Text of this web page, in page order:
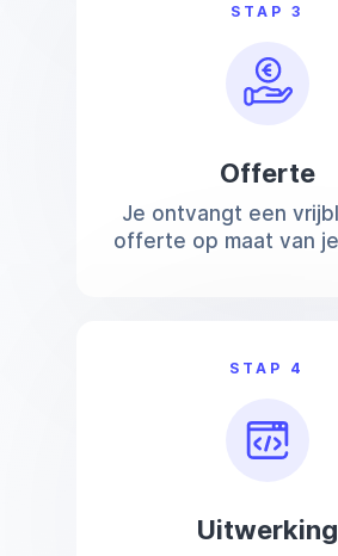
STAP 3
Offerte
Je ontvangt een
offerte op maat van
STAP 4
Uitwerking